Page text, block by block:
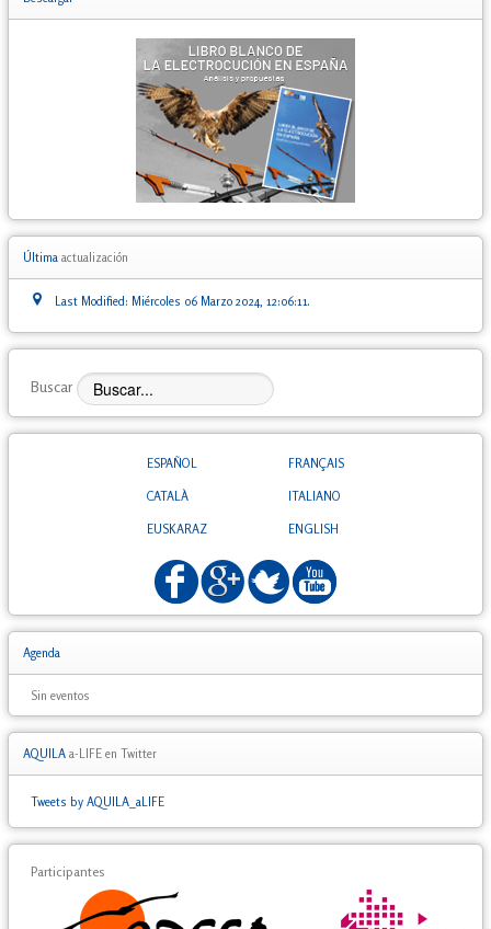
Última actualización
Last Modified: Miércoles 06 Marzo 2024, 12:06:11.
Buscar
ESPAÑOL
CATALÀ
EUSKARAZ
FRANÇAIS
ITALIANO
ENGLISH
Agenda
Sin eventos
AQUILA a-LIFE en Twitter
Tweets by AQUILA_aLIFE
Participantes